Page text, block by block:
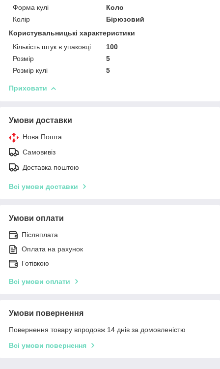
Форма кулі
Коло
Колір
Бірюзовий
Користувальницькі характеристики
Кількість штук в упаковці
100
Розмір
5
Розмір кулі
5
Приховати
Умови доставки
Нова Пошта
Самовивіз
Доставка поштою
Всі умови доставки
Умови оплати
Післяплата
Оплата на рахунок
Готівкою
Всі умови оплати
Умови повернення
Повернення товару впродовж 14 днів за домовленістю
Всі умови повернення